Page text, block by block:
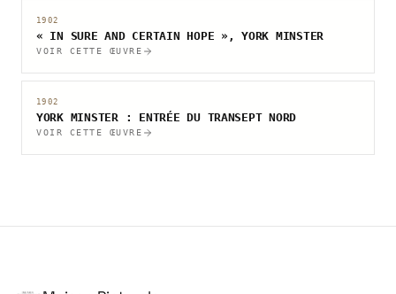
1902
« IN SURE AND CERTAIN HOPE », YORK MINSTER
VOIR CETTE ŒUVRE
1902
YORK MINSTER : ENTRÉE DU TRANSEPT NORD
VOIR CETTE ŒUVRE